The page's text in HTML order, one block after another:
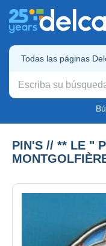
Todas las páginas
PIN'S // ** LE "